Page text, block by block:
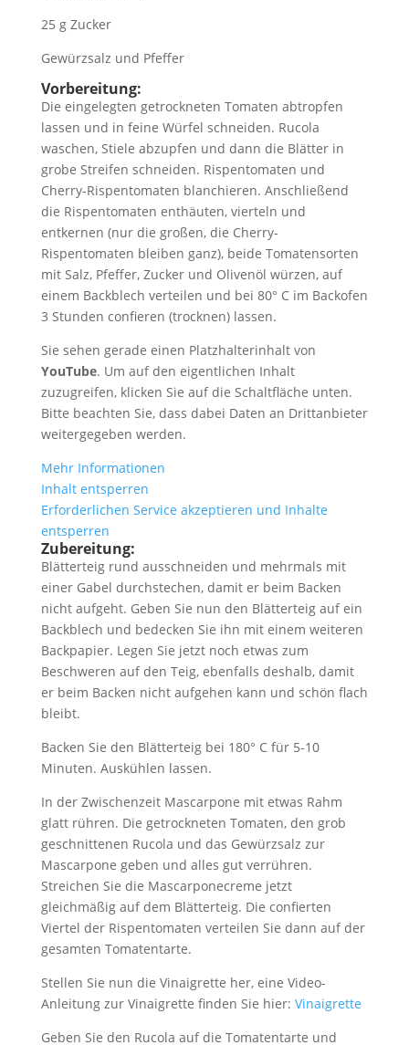
25 g Zucker
Gewürzsalz und Pfeffer
Vorbereitung:
Die eingelegten getrockneten Tomaten abtropfen
lassen und in feine Würfel schneiden. Rucola
waschen, Stiele abzupfen und dann die Blätter in
grobe Streifen schneiden. Rispentomaten und
Cherry-Rispentomaten blanchieren. Anschließend
die Rispentomaten enthäuten, vierteln und
entkernen (nur die großen, die Cherry-
Rispentomaten bleiben ganz), beide Tomatensorten
mit Salz, Pfeffer, Zucker und Olivenöl würzen, auf
einem Backblech verteilen und bei 80° C im Backofen
3 Stunden confieren (trocknen) lassen.
Sie sehen gerade einen Platzhalterinhalt von
YouTube. Um auf den eigentlichen Inhalt
zuzugreifen, klicken Sie auf die Schaltfläche unten.
Bitte beachten Sie, dass dabei Daten an Drittanbieter
weitergegeben werden.
Mehr Informationen
Inhalt entsperren
Erforderlichen Service akzeptieren und Inhalte
entsperren
Zubereitung:
Blätterteig rund ausschneiden und mehrmals mit
einer Gabel durchstechen, damit er beim Backen
nicht aufgeht. Geben Sie nun den Blätterteig auf ein
Backblech und bedecken Sie ihn mit einem weiteren
Backpapier. Legen Sie jetzt noch etwas zum
Beschweren auf den Teig, ebenfalls deshalb, damit
er beim Backen nicht aufgehen kann und schön flach
bleibt.
Backen Sie den Blätterteig bei 180° C für 5-10
Minuten. Auskühlen lassen.
In der Zwischenzeit Mascarpone mit etwas Rahm
glatt rühren. Die getrockneten Tomaten, den grob
geschnittenen Rucola und das Gewürzsalz zur
Mascarpone geben und alles gut verrühren.
Streichen Sie die Mascarponecreme jetzt
gleichmäßig auf dem Blätterteig. Die confierten
Viertel der Rispentomaten verteilen Sie dann auf der
gesamten Tomatentarte.
Stellen Sie nun die Vinaigrette her, eine Video-
Anleitung zur Vinaigrette finden Sie hier: Vinaigrette
Geben Sie den Rucola auf die Tomatentarte und